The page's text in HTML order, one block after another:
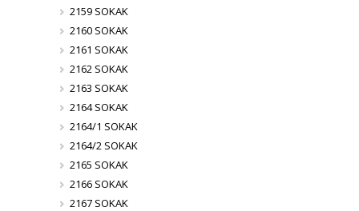
2159 SOKAK
2160 SOKAK
2161 SOKAK
2162 SOKAK
2163 SOKAK
2164 SOKAK
2164/1 SOKAK
2164/2 SOKAK
2165 SOKAK
2166 SOKAK
2167 SOKAK